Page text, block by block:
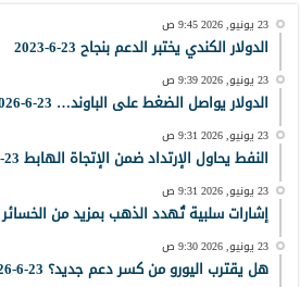
23 يونيو, 2026 9:45 ص
الدولار الكندي يختبر الدعم بنجاح 23-6-2023
23 يونيو, 2026 9:39 ص
الدولار يواصل الضغط على الباوند… 23-6-2026
23 يونيو, 2026 9:31 ص
النفط يحاول الإرتداد ضمن الإتجاة الهابط 23-6-2026
23 يونيو, 2026 9:31 ص
إشارات سلبية تُهدد الذهب بمزيد من الخسائر 23-6-2026
23 يونيو, 2026 9:30 ص
هل يقترب اليورو من كسر دعم جديد؟ 23-6-2026